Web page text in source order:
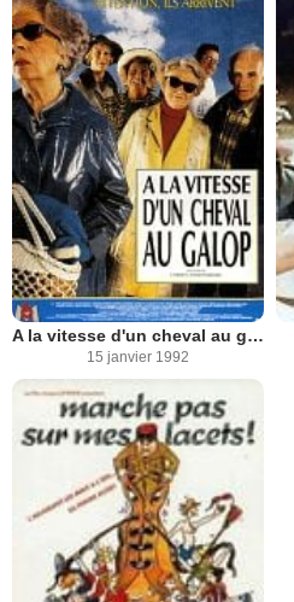
A la vitesse d'un cheval au galop
15 janvier 1992